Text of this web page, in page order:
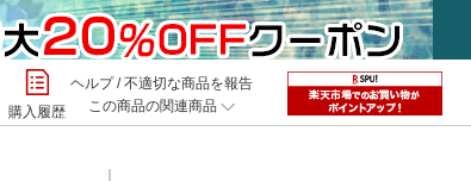
購入履歴
ヘルプ/不適切な商品を報告
この商品の関連商品